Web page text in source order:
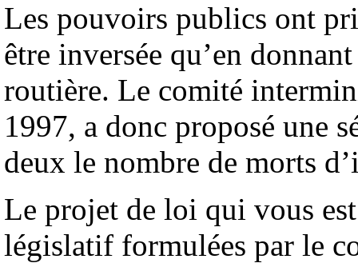
Les pouvoirs publics ont
être inversée qu’en
routière. Le comité
1997, a donc proposé une
deux le nombre de morts
Le projet de loi qui vous
législatif formulées par le